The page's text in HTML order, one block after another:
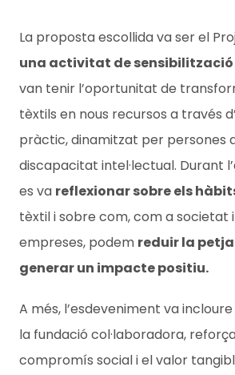
La proposta escollida va ser el
una activitat de sensibilització
van tenir l’oportunitat de
tèxtils en nous recursos a través
pràctic, dinamitzat per persones
discapacitat intel·lectual. Durant
es va reflexionar sobre els
tèxtil i sobre com, com a societat
empreses, podem reduir la
generar un impacte positiu.
A més, l’esdeveniment va incloure
la fundació col·laboradora,
compromís social i el valor